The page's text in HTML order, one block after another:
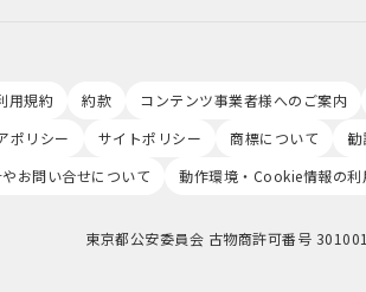
用規約 約款 コンテンツ事業者様へのご案内
ポリシー サイトポリシー 商標について 勧
お問い合せについて
動作環境・Cookie情報の利
東京都公安委員会 古物商許可番号